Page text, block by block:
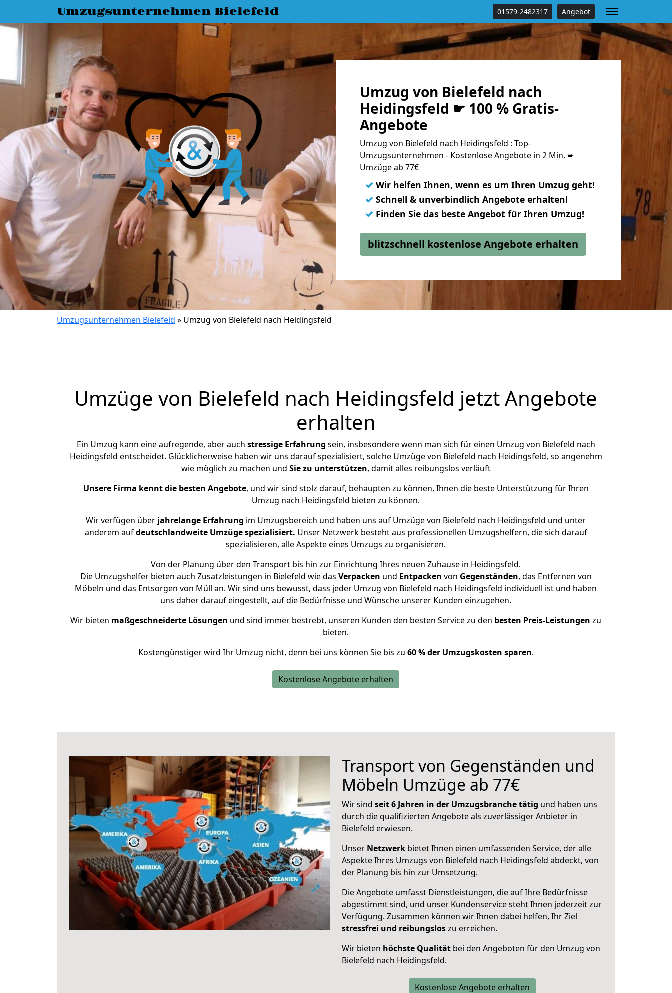
Umzugsunternehmen Bielefeld 01579-2482317 Angebot
Umzug von Bielefeld nach
Heidingsfeld ☛ 100 % Gratis-
Angebote
Umzug von Bielefeld nach Heidingsfeld : Top-
Umzugsunternehmen - Kostenlose Angebote in 2 Min. ➨
Umzüge ab 77€
✓ Wir helfen Ihnen, wenn es um Ihren Umzug geht!
✓ Schnell & unverbindlich Angebote erhalten!
✓ Finden Sie das beste Angebot für Ihren Umzug!
blitzschnell kostenlose Angebote erhalten
Umzugsunternehmen Bielefeld » Umzug von Bielefeld nach Heidingsfeld
Umzüge von Bielefeld nach Heidingsfeld jetzt Angebote
erhalten
Ein Umzug kann eine aufregende, aber auch stressige Erfahrung sein, insbesondere wenn man sich für einen Umzug von Bielefeld nach
Heidingsfeld entscheidet. Glücklicherweise haben wir uns darauf spezialisiert, solche Umzüge von Bielefeld nach Heidingsfeld, so angenehm
wie möglich zu machen und Sie zu unterstützen, damit alles reibungslos verläuft
Unsere Firma kennt die besten Angebote, und wir sind stolz darauf, behaupten zu können, Ihnen die beste Unterstützung für Ihren
Umzug nach Heidingsfeld bieten zu können.
Wir verfügen über jahrelange Erfahrung im Umzugsbereich und haben uns auf Umzüge von Bielefeld nach Heidingsfeld und unter
anderem aufdeutschlandweite Umzüge spezialisiert. Unser Netzwerk besteht aus professionellen Umzugshelfern, die sich darauf
spezialisieren, alle Aspekte eines Umzugs zu organisieren.
Von der Planung über den Transport bis hin zur Einrichtung Ihres neuen Zuhause in Heidingsfeld.
Die Umzugshelfer bieten auch Zusatzleistungen in Bielefeld wie das Verpacken und Entpacken von Gegenständen, das Entfernen von
Möbeln und das Entsorgen von Müll an. Wir sind uns bewusst, dass jeder Umzug von Bielefeld nach Heidingsfeld individuell ist und haben
uns daher darauf eingestellt, auf die Bedürfnisse und Wünsche unserer Kunden einzugehen.
Wir bieten maßgeschneiderte Lösungen und sind immer bestrebt, unseren Kunden den besten Service zu den besten Preis-Leistungen zu
bieten.
Kostengünstiger wird Ihr Umzug nicht, denn bei uns können Sie bis zu 60 % der Umzugskosten sparen.
Kostenlose Angebote erhalten
Transport von Gegenständen und
Möbeln Umzüge ab 77€
Wir sind seit 6 Jahren in der Umzugsbranche tätig und haben uns
durch die qualifizierten Angebote als zuverlässiger Anbieter in
Bielefeld erwiesen.
Unser Netzwerk bietet Ihnen einen umfassenden Service, der alle
Aspekte Ihres Umzugs von Bielefeld nach Heidingsfeld abdeckt, von
der Planung bis hin zur Umsetzung.
Die Angebote umfasst Dienstleistungen, die auf Ihre Bedürfnisse
abgestimmt sind, und unser Kundenservice steht Ihnen jederzeit zur
Verfügung. Zusammen können wir Ihnen dabei helfen, Ihr Ziel
stressfrei und reibungsloszu erreichen.
Wir bieten höchste Qualität bei den Angeboten für den Umzug von
Bielefeld nach Heidingsfeld.
Kostenlose Angebote erhalten